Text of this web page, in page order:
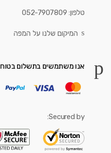
טלפון: 052-7907809
המיקום שלנו על המפה
אנו משתמשים בתשלום בטוח
Secured by: